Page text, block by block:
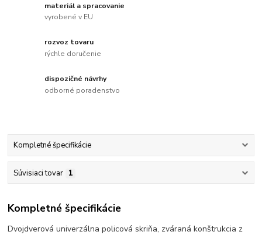
materiál a spracovanie
vyrobené v EU
rozvoz tovaru
rýchle doručenie
dispozičné návrhy
odborné poradenstvo
Kompletné špecifikácie
Súvisiaci tovar 1
Kompletné špecifikácie
Dvojdverová univerzálna policová skriňa, zváraná konštrukcia z